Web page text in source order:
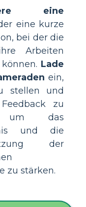
eine
eine kurze
bei der die
Arbeiten
Lade
ein,
stellen und
zu
um das
und die
der
zu stärken.